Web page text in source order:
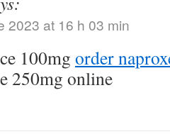
2023 at 16 h 03 min
100mg order
250mg online